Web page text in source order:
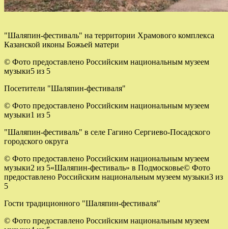
"Шаляпин-фестиваль" на территории Храмового комплекса
Казанской иконы Божьей матери
© Фото предоставлено Российским национальным музеем
музыки5 из 5
Посетители "Шаляпин-фестиваля"
© Фото предоставлено Российским национальным музеем
музыки1 из 5
"Шаляпин-фестиваль" в селе Гагино Сергиево-Посадского
городского округа
© Фото предоставлено Российским национальным музеем
музыки2 из 5«Шаляпин-фестиваль» в Подмосковье© Фото
предоставлено Российским национальным музеем музыки3 из
5
Гости традиционного "Шаляпин-фестиваля"
© Фото предоставлено Российским национальным музеем